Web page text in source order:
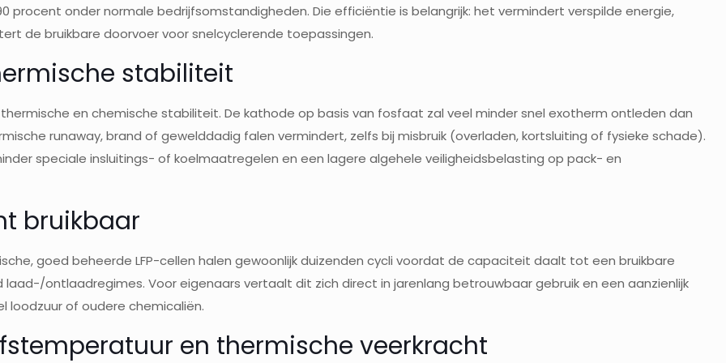
onder normale bedrijfsomstandigheden. Die efficiëntie is belangrijk: het vermindert verspilde energie,
de bruikbare doorvoer voor snelcyclerende toepassingen.
stabiliteit
thermische en chemische stabiliteit. De kathode op basis van fosfaat zal veel minder snel exotherm ontleden dan
runaway, brand of gewelddadig falen vermindert, zelfs bij misbruik (overladen, kortsluiting of fysieke schade).
speciale insluitings- of koelmaatregelen en een lagere algehele veiligheidsbelasting op pack- en
bruikbaar
goed beheerde LFP-cellen halen gewoonlijk duizenden cycli voordat de capaciteit daalt tot een bruikbare
ontlaadregimes. Voor eigenaars vertaalt dit zich direct in jarenlang betrouwbaar gebruik en een aanzienlijk
loodzuur of oudere chemicaliën.
en thermische veerkracht